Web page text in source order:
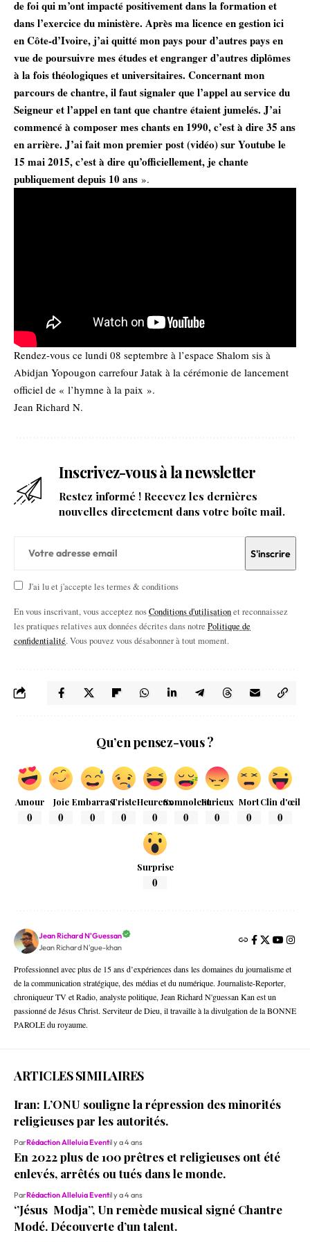
de foi qui m’ont impacté positivement dans la formation et
dans l’exercice du ministère. Après ma licence en gestion ici
en Côte-d’Ivoire, j’ai quitté mon pays pour d’autres pays en
vue de poursuivre mes études et engranger d’autres diplômes
à la fois théologiques et universitaires. Concernant mon
parcours de chantre, il faut signaler que l’appel au service du
Seigneur et l’appel en tant que chantre étaient jumelés. J’ai
commencé à composer mes chants en 1990, c’est à dire 35 ans
en arrière. J’ai fait mon premier post (vidéo) sur Youtube le
15 mai 2015, c’est à dire qu’officiellement, je chante
publiquement depuis 10 ans ».
Rendez-vous ce lundi 08 septembre à l’espace Shalom sis à
Abidjan Yopougon carrefour Jatak à la cérémonie de lancement
officiel de « l’hymne à la paix ».
Jean Richard N.
Inscrivez-vous à la newsletter
Restez informé ! Recevez les dernières
nouvelles directement dans votre boîte mail.
J'ai lu et j'accepte les termes & conditions
En vous inscrivant, vous acceptez nosConditions d'utilisationet reconnaissez
les pratiques relatives aux données décrites dans notre Politique de
confidentialité. Vous pouvez vous désabonner à tout moment.
Qu’en pensez-vous ?
Amour
0
Joie
0
Embarras
0
Triste
0
Heureux
0
Somnolent
0
Furieux
0
Mort
0
Clin d'œil
0
Surprise
0
Jean Richard N'Guessan
Jean Richard N'gue-khan
Professionnel avec plus de 15 ans d’expériences dans les domaines du journalisme et
de la communication stratégique, des médias et du numérique. Journaliste-Reporter,
chroniqueur TV et Radio, analyste politique, Jean Richard N'guessan Kan est un
passionné de Jésus Christ. Serviteur de Dieu, il travaille à la divulgation de la BONNE
PAROLE du royaume.
ARTICLES SIMILAIRES
Iran: L’ONU souligne la répression des minorités
religieuses par les autorités.
ParRédaction Alleluia Eventil y a 4 ans
En 2022 plus de 100 prêtres et religieuses ont été
enlevés, arrêtés ou tués dans le monde.
ParRédaction Alleluia Eventil y a 4 ans
‘’Jésus Modja’’, Un remède musical signé Chantre
Modé. Découverte d’un talent.